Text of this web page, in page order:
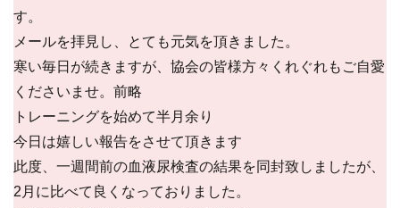
す。
メールを拝見し、とても元気を頂きました。
寒い毎日が続きますが、協会の皆様方々くれぐれもご自愛
くださいませ。前略
トレーニングを始めて半月余り
今日は嬉しい報告をさせて頂きます
此度、一週間前の血液尿検査の結果を同封致しましたが、
2月に比べて良くなっておりました。